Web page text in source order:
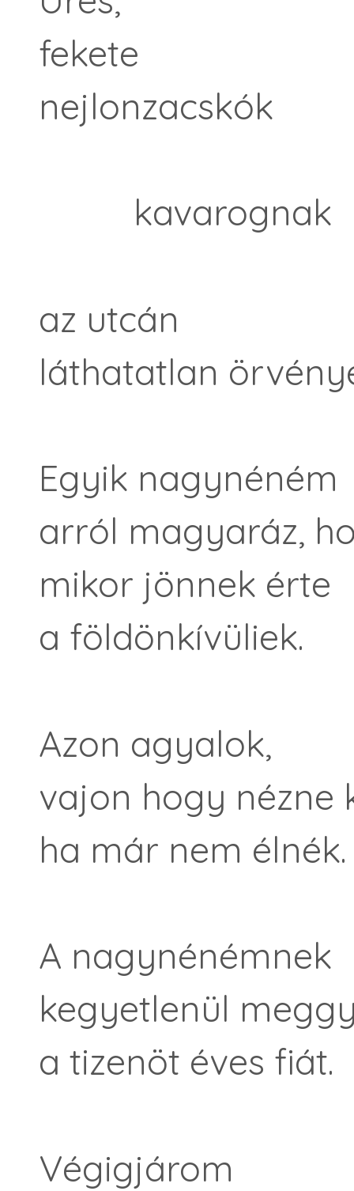
fekete
nejlonzacskók
kavarognak
az utcán
láthatatlan
Egyik nagynéném
arról magyaráz,
mikor jönnek érte
a földönkívüliek.
Azon agyalok,
vajon hogy nézne
ha már nem élnék.
A nagynénémnek
kegyetlenül
a tizenöt éves fiát.
Végigjárom